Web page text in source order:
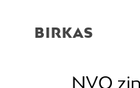
BIRKAS
NVO